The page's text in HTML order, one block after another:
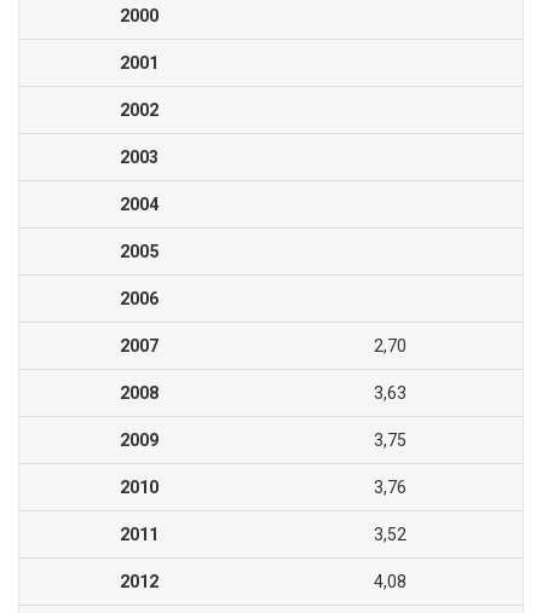
2000
2001
2002
2003
2004
2005
2006
2007 2,70
2008 3,63
2009 3,75
2010 3,76
2011 3,52
2012 4,08